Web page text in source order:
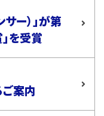
ー）」が第
を受賞
案内